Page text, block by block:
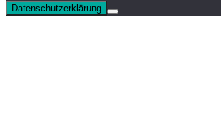
Datenschutzerklärung